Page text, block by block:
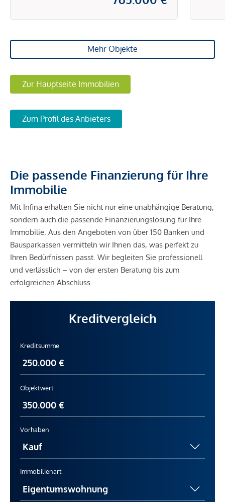
Mehr Objekte
Zur Hauptseite Immobilien
Zum Profil des Anbieters
Die passende Finanzierung für Ihre
Immobilie
Mit Infina erhalten Sie nicht nur eine unabhängige Beratung,
sondern auch die passende Finanzierungslösung für Ihre
Immobilie. Aus den Angeboten von über 150 Banken und
Bausparkassen vermitteln wir Ihnen das, was perfekt zu
Ihren Bedürfnissen passt. Wir begleiten Sie professionell
und verlässlich – von der ersten Beratung bis zum
erfolgreichen Abschluss.
Kreditvergleich
Kreditsumme
Objektwert
Vorhaben
Immobilienart